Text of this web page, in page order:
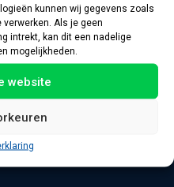
kunnen wij gegevens zoals
Als je geen
intrekt, kan dit een nadelige
mogelijkheden.
website
CONTACTGEGEVENS
Oevers 11
8331 VC Steenwijk
Nederland
info@appelbouw.nl